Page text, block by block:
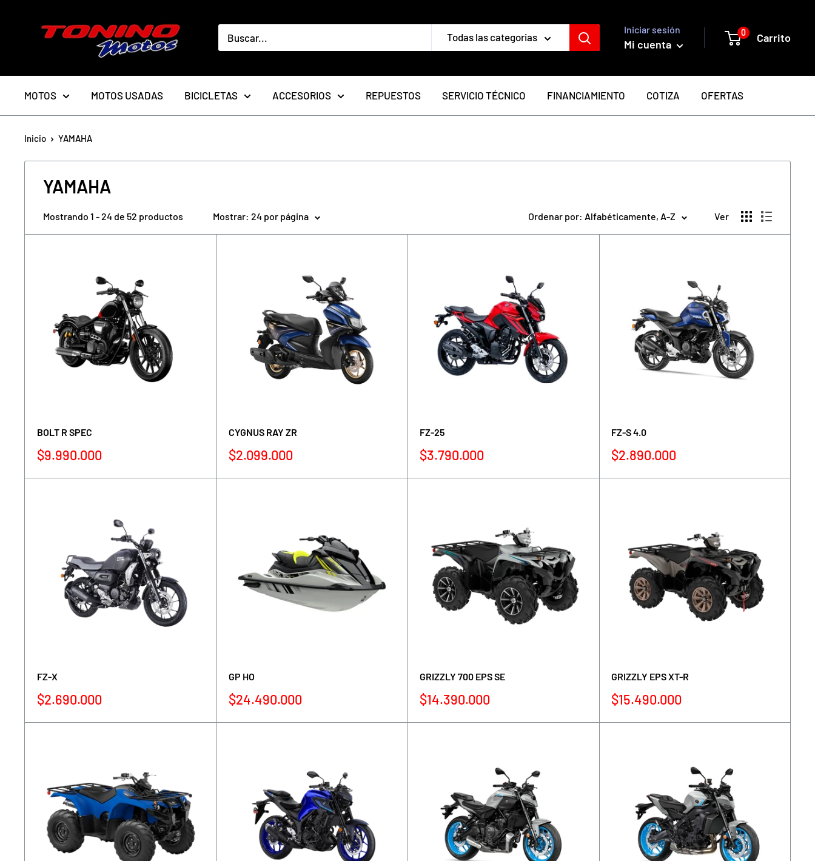
directamente
Todas las categorias
Iniciar sesión
Mi cuenta
0 Carrito
MOTOS MOTOS USADAS BICICLETAS ACCESORIOS REPUESTOS SERVICIO TÉCNICO FINANCIAMIENTO COTIZA OFERTAS
Inicio YAMAHA
YAMAHA
Mostrando 1 - 24 de 52 productos Mostrar: 24 por página Ordenar por: Alfabéticamente, A-Z Ver
BOLT R SPEC
Precio
venta
$9.990.000
CYGNUS RAY ZR
Precio
venta
$2.099.000
FZ-25
Precio
venta
$3.790.000
FZ-S 4.0
Precio
venta
$2.890.000
FZ-X
Precio
venta
$2.690.000
GP HO
Precio
venta
$24.490.000
GRIZZLY 700 EPS SE
Precio
venta
$14.390.000
GRIZZLY EPS XT-R
Precio
venta
$15.490.000